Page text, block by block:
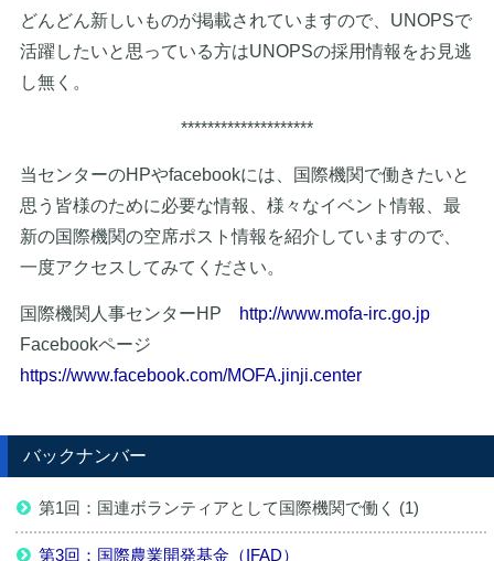
どんどん新しいものが掲載されていますので、UNOPSで
活躍したいと思っている方はUNOPSの採用情報をお見逃
し無く。
********************
当センターのHPやfacebookには、国際機関で働きたいと
思う皆様のために必要な情報、様々なイベント情報、最
新の国際機関の空席ポスト情報を紹介していますので、
一度アクセスしてみてください。
国際機関人事センターHP
http://www.mofa-irc.go.jp
Facebookページ
https://www.facebook.com/MOFA.jinji.center
バックナンバー
第1回：国連ボランティアとして国際機関で働く (1)
第3回：国際農業開発基金（IFAD）